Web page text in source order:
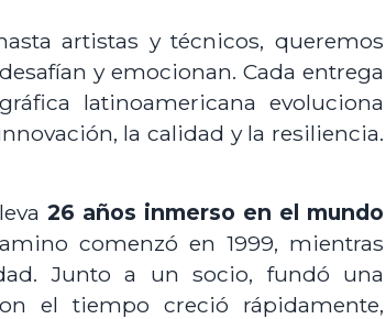
artistas y técnicos, queremos
y emocionan. Cada entrega
latinoamericana evoluciona
la calidad y la resiliencia.
26 años inmerso en el mundo
comenzó en 1999, mientras
Junto a un socio, fundó una
el tiempo creció rápidamente,